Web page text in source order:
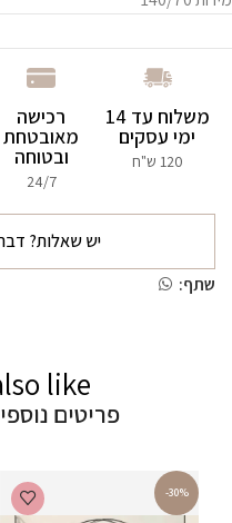
משלוח עד 14
ימי עסקים
120 ש"ח
רכישה
מאובטחת
ובטוחה
24/7
יש שאלות?
שתף:
like
פריטים
-30%